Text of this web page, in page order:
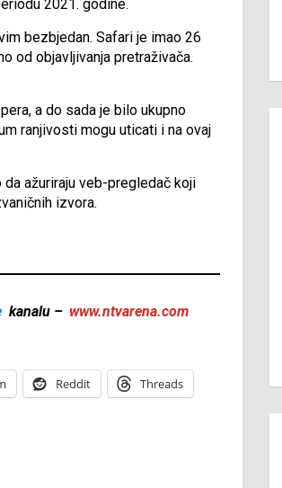
2021. godine.
bezbjedan. Safari je imao 26
od objavljivanja pretraživača.
a do sada je bilo ukupno
ranjivosti mogu uticati i na ovaj
ažuriraju veb-pregledač koji
izvora.
kanalu – www.ntvarena.com
Reddit Threads